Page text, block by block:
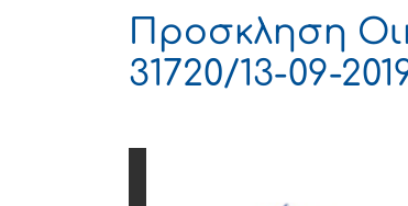
Προσκληση
31720/13-09-